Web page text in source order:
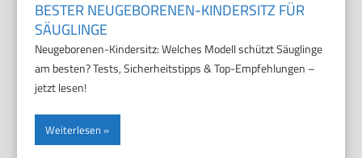
BESTER NEUGEBORENEN-KINDERSITZ FÜR
SÄUGLINGE
Neugeborenen-Kindersitz: Welches Modell schützt Säuglinge
am besten? Tests, Sicherheitstipps & Top-Empfehlungen –
jetzt lesen!
Weiterlesen